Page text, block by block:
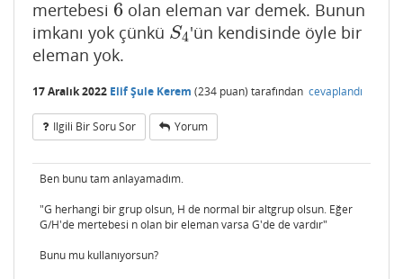
mertebesi 6
6 olan eleman var demek. Bunun
imkanı yok çünkü S4
S4'ün kendisinde öyle bir
eleman yok.
17 Aralık 2022 Elif Şule Kerem (234 puan) tarafından cevaplandı
Ilgili Bir Soru Sor Yorum
Ben bunu tam anlayamadım.
"G herhangi bir grup olsun, H de normal bir altgrup olsun. Eğer
G/H'de mertebesi n olan bir eleman varsa G'de de vardır"
Bunu mu kullanıyorsun?